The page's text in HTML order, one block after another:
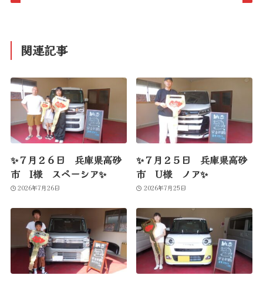
関連記事
✨７月２６日 兵庫県高砂
市 I様 スペーシア✨
2026年7月26日
✨７月２５日 兵庫県高砂
市 U様 ノア✨
2026年7月25日